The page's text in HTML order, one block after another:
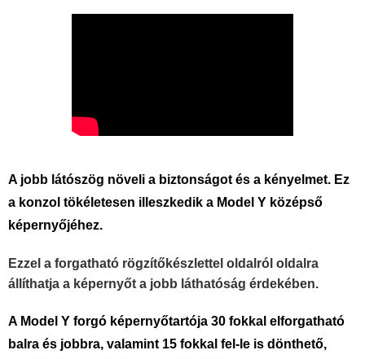
A jobb látószög növeli a biztonságot és a kényelmet. Ez
a konzol tökéletesen illeszkedik a Model Y középső
képernyőjéhez.
Ezzel a forgatható rögzítőkészlettel oldalról oldalra
állíthatja a képernyőt a jobb láthatóság érdekében.
A Model Y forgó képernyőtartója 30 fokkal elforgatható
balra és jobbra, valamint 15 fokkal fel-le is dönthető,